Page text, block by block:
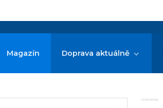
Magazín Doprava aktuálně
reklama